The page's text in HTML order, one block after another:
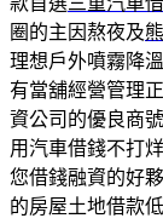
圈的主因熬夜及
理想戶外噴霧降
有當舖經營管理
資公司的優良商
用汽車借錢不打
您借錢融資的好
的房屋土地借款